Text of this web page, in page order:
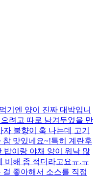
기엔 양이 진짜 대박입니
려고 따로 남겨두었을 만
불향이 훅 나는데 고기
맛있네요~!특히 계란후
밥이랑 야채 양이 워낙 많
비해 좀 적더라고요ㅠ.ㅠ
좋아해서 소스를 직접